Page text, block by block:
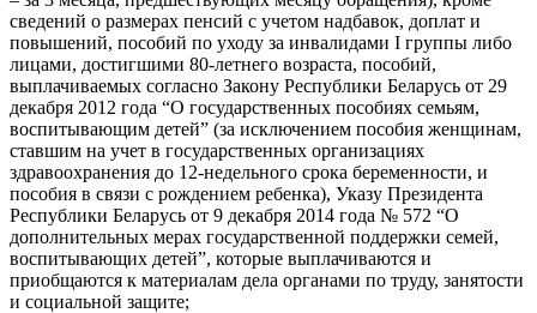
сведений о размерах пенсий с учетом надбавок, доплат и
повышений, пособий по уходу за инвалидами I группы либо
лицами, достигшими 80-летнего возраста, пособий,
выплачиваемых согласно Закону Республики Беларусь от 29
декабря 2012 года “О государственных пособиях семьям,
воспитывающим детей” (за исключением пособия женщинам,
ставшим на учет в государственных организациях
здравоохранения до 12-недельного срока беременности, и
пособия в связи с рождением ребенка), Указу Президента
Республики Беларусь от 9 декабря 2014 года № 572 “О
дополнительных мерах государственной поддержки семей,
воспитывающих детей”, которые выплачиваются и
приобщаются к материалам дела органами по труду, занятости
и социальной защите;